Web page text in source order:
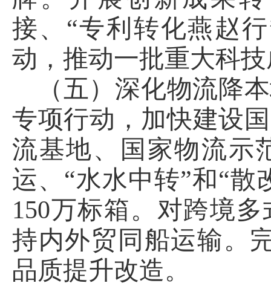
接、“专利转化燕赵
动，推动一批重大科
（五）深化物流降
专项行动，加快建设
流基地、国家物流示
运、“水水中转”和“散
150万标箱。对跨境
持内外贸同船运输。
品质提升改造。